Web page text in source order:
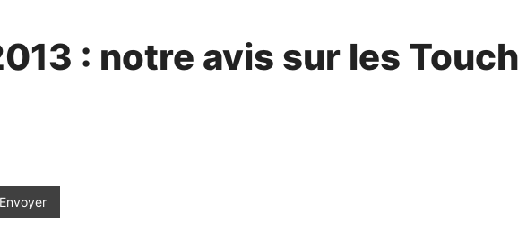
: notre avis sur les
Envoyer